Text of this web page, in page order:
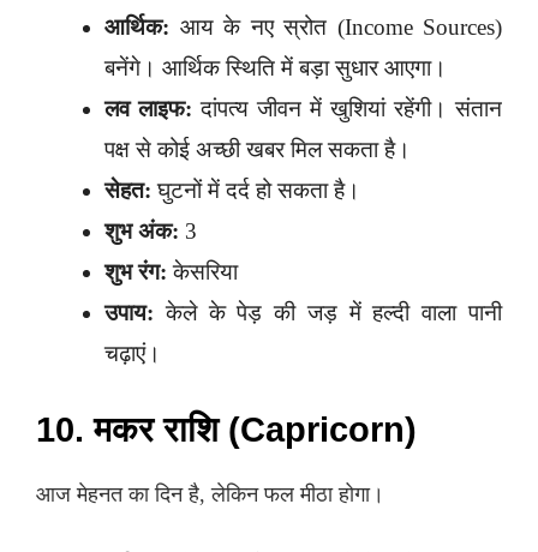
आर्थिक: आय के नए स्रोत (Income Sources)
बनेंगे। आर्थिक स्थिति में बड़ा सुधार आएगा।
लव लाइफ: दांपत्य जीवन में खुशियां रहेंगी। संतान
पक्ष से कोई अच्छी खबर मिल सकता है।
सेहत: घुटनों में दर्द हो सकता है।
शुभ अंक: 3
शुभ रंग: केसरिया
उपाय: केले के पेड़ की जड़ में हल्दी वाला पानी
चढ़ाएं।
10. मकर राशि (Capricorn)
आज मेहनत का दिन है, लेकिन फल मीठा होगा।